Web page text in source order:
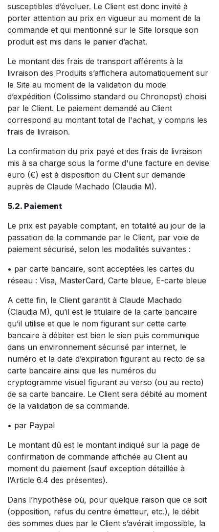
susceptibles d’évoluer. Le Client est donc invité à
porter attention au prix en vigueur au moment de la
commande et qui mentionné sur le Site lorsque son
produit est mis dans le panier d’achat.
Le montant des frais de transport afférents à la
livraison des Produits s’affichera automatiquement sur
le Site au moment de la validation du mode
d’expédition (Colissimo standard ou Chronopst) choisi
par le Client. Le paiement demandé au Client
correspond au montant total de l'achat, y compris les
frais de livraison.
La confirmation du prix payé et des frais de livraison
mis à sa charge sous la forme d'une facture en devise
euro (€) est à disposition du Client sur demande
auprès de Claude Machado (Claudia M).
5.2. Paiement
Le prix est payable comptant, en totalité au jour de la
passation de la commande par le Client, par voie de
paiement sécurisé, selon les modalités suivantes :
• par carte bancaire, sont acceptées les cartes du
réseau : Visa, MasterCard, Carte bleue, E-carte bleue
A cette fin, le Client garantit à Claude Machado
(Claudia M), qu’il est le titulaire de la carte bancaire
qu’il utilise et que le nom figurant sur cette carte
bancaire à débiter est bien le sien puis communique
dans un environnement sécurisé par internet, le
numéro et la date d’expiration figurant au recto de sa
carte bancaire ainsi que les numéros du
cryptogramme visuel figurant au verso (ou au recto)
de sa carte bancaire. Le Client sera débité au moment
de la validation de sa commande.
• par Paypal
Le montant dû est le montant indiqué sur la page de
confirmation de commande affichée au Client au
moment du paiement (sauf exception détaillée à
l’Article 6.4 des présentes).
Dans l’hypothèse où, pour quelque raison que ce soit
(opposition, refus du centre émetteur, etc.), le débit
des sommes dues par le Client s’avérait impossible, la